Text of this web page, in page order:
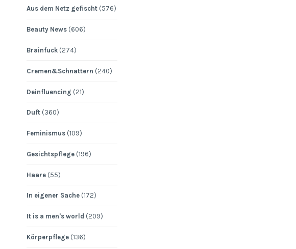
Aus dem Netz gefischt(576)
Beauty News(606)
Brainfuck(274)
Cremen&Schnattern (240)
Deinfluencing (21)
Duft(360)
Feminismus(109)
Gesichtspflege(196)
Haare(55)
In eigener Sache(172)
It is a men's world (209)
Körperpflege(136)